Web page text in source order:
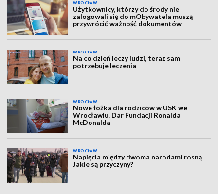
WROCŁAW
Użytkownicy, którzy do środy nie
zalogowali się do mObywatela muszą
przywrócić ważność dokumentów
WROCŁAW
Na co dzień leczy ludzi, teraz sam
potrzebuje leczenia
WROCŁAW
Nowe łóżka dla rodziców w USK we
Wrocławiu. Dar Fundacji Ronalda
McDonalda
WROCŁAW
Napięcia między dwoma narodami rosną.
Jakie są przyczyny?